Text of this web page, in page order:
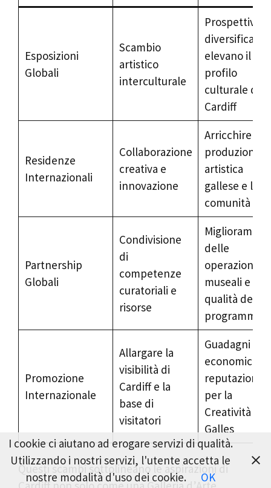
Esposizioni
Globali
Scambio
artistico
interculturale
Prospettive
diversificate
elevano il
profilo
culturale di
Cardiff
Residenze
Internazionali
Collaborazione
creativa e
innovazione
Arricchire la
produzione
artistica
gallese e la
comunità
Partnership
Globali
Condivisione
di
competenze
curatoriali e
risorse
delle
operazioni
museali e
qualità del
programma
Promozione
Internazionale
Allargare la
visibilità di
Cardiff e la
base di
visitatori
Guadagni
economici e
reputazionali
per la
Creatività del
Galles
Questi scambi sottolineano le aspirazioni di
I cookie ci aiutano ad erogare servizi di qualità.
Utilizzando i nostri servizi, l'utente accetta le
nostre modalità d'uso dei cookie.
OK